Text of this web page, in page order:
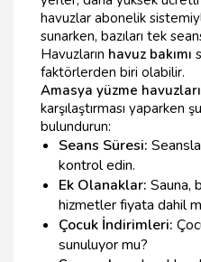
havuzlar abonelik
sunarken, bazıları tek
Havuzların havuz bakımı
faktörlerden biri olabilir.
Amasya yüzme havuzları
karşılaştırması yaparken
bulundurun:
Seans Süresi:
kontrol edin.
Ek Olanaklar: Sauna,
hizmetler fiyata dahil
Çocuk İndirimleri:
sunuluyor mu?